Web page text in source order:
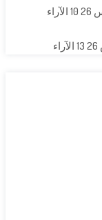
10الآراء
13 الآراء